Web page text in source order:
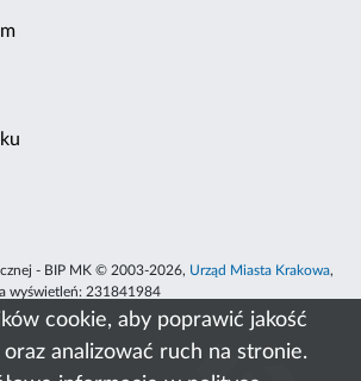
cookie, aby poprawić jakość
oraz analizować ruch na stronie.
- BIP MK © 2003-2026, Urząd Miasta Krakowa,
wyświetleń: 231841984